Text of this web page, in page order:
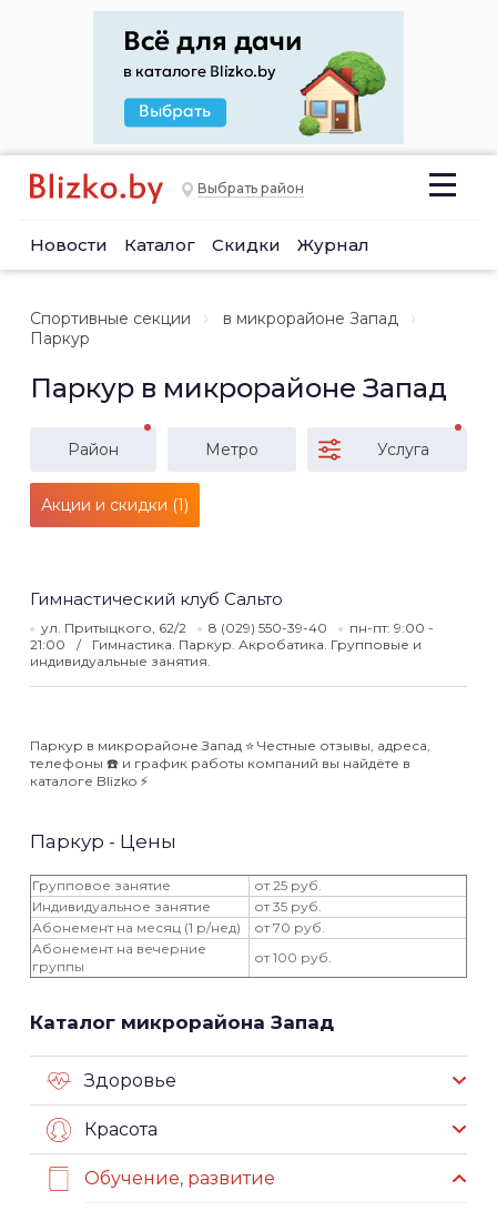
Выбрать район
Новости Каталог Скидки Журнал
Спортивные секции
в микрорайоне Запад
Паркур
Паркур в микрорайоне Запад
Район Метро Услуга
Акции и скидки (1)
Гимнастический клуб Сальто
ул. Притыцкого, 62/2 8 (029) 550-39-40
пн-пт: 9:00 -
21:00
Гимнастика. Паркур. Акробатика. Групповые и
индивидуальные занятия.
Паркур в микрорайоне Запад ⭐️ Честные отзывы, адреса,
телефоны ☎️ и график работы компаний вы найдёте в
каталоге Blizko ⚡️
Паркур - Цены
Групповое занятие
от 25 руб.
Индивидуальное занятие
от 35 руб.
Абонемент на месяц (1 р/нед)
от 70 руб.
Абонемент на вечерние
группы
от 100 руб.
Каталог микрорайона Запад
Здоровье
Красота
Обучение, развитие